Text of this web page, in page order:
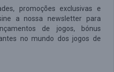
promoções exclusivas e
a nossa newsletter para
de jogos, bónus
no mundo dos jogos de